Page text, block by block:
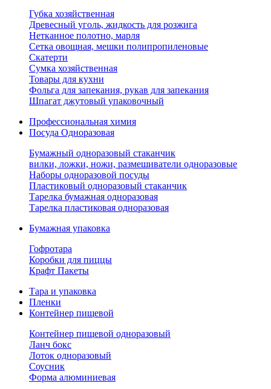
Губка хозяйственная
Древесный уголь, жидкость для розжига
Нетканное полотно, марля
Сетка овощная, мешки полипропиленовые
Скатерти
Сумка хозяйственная
Товары для кухни
Фольга для запекания, рукав для запекания
Шпагат джутовый упаковочный
Профессиональная химия
Посуда Одноразовая
Бумажный одноразовый стаканчик
вилки, ложки, ножи, размешиватели одноразовые
Наборы одноразовой посуды
Пластиковый одноразовый стаканчик
Тарелка бумажная одноразовая
Тарелка пластиковая одноразовая
Бумажная упаковка
Гофротара
Коробки для пиццы
Крафт Пакеты
Тара и упаковка
Пленки
Контейнер пищевой
Контейнер пищевой одноразовый
Ланч бокс
Лоток одноразовый
Соусник
Форма алюминиевая